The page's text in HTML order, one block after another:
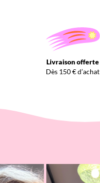
Livraison offerte
Dès 150 € d’achat